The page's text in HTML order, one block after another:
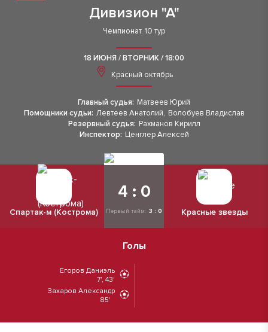
Дивизион "А"
Чемпионат. 10 тур
18 ИЮНЯ / ВТОРНИК / 18:00
Красный октябрь
Главный судья: Матвеев Юрий
Помощники судьи: Левтеев Анатолий, Волобуев Владислав
Резервный судья: Рахманов Кирилл
Инспектор: Ценглер Алексей
Спартак-м (Кострома)
4 : 0
Первый тайм: 3 : 0 Красные звезды
Голы
Егоров Даниэль
7', 43'
Захаров Александр
85'